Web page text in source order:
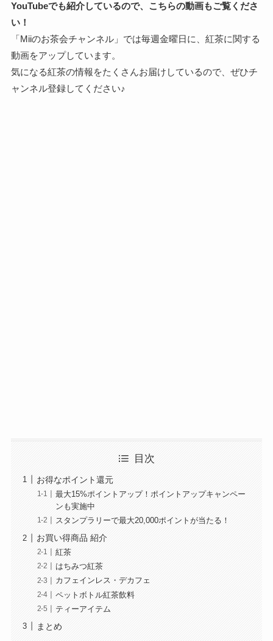
YouTubeでも紹介しているので、こちらの動画もご覧くださ
い！
「Miiのお茶会チャンネル」では毎週金曜日に、紅茶に関する
動画をアップしています。
気になる紅茶の情報をたくさんお届けしているので、ぜひチ
ャンネル登録してください♪
目次
お得なポイント還元
最大15%ポイントアップ！ポイントアップキャンペー
ンも実施中
スタンプラリーで最大20,000ポイントが当たる！
お買い得商品 紹介
紅茶
はちみつ紅茶
カフェインレス・デカフェ
ペットボトル紅茶飲料
ティーアイテム
まとめ